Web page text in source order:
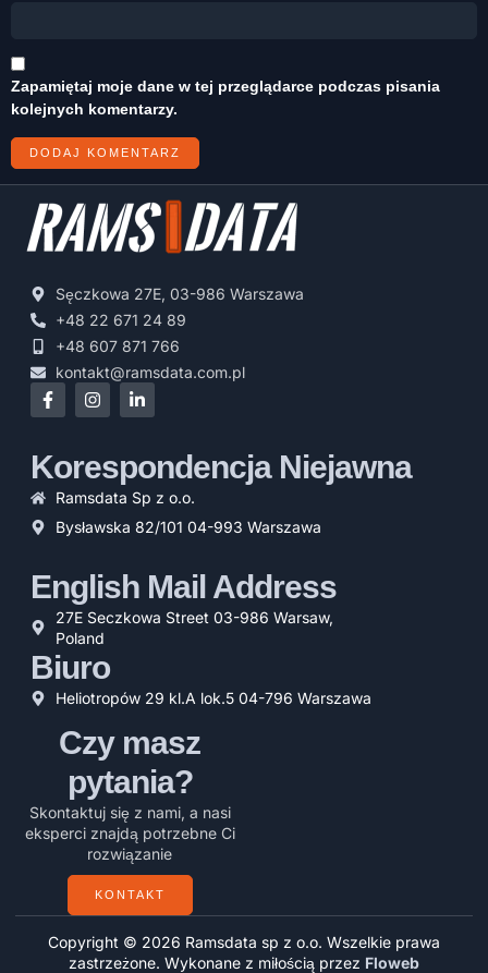
Zapamiętaj moje dane w tej przeglądarce podczas pisania
kolejnych komentarzy.
Sęczkowa 27E, 03-986 Warszawa
+48 22 671 24 89
+48 607 871 766
kontakt@ramsdata.com.pl
Korespondencja Niejawna
Ramsdata Sp z o.o.
Bysławska 82/101 04-993 Warszawa
English Mail Address
27E Seczkowa Street 03-986 Warsaw,
Poland
Biuro
Heliotropów 29 kl.A lok.5 04-796 Warszawa
Czy masz
pytania?
Skontaktuj się z nami, a nasi
eksperci znajdą potrzebne Ci
rozwiązanie
KONTAKT
Copyright © 2026 Ramsdata sp z o.o. Wszelkie prawa
zastrzeżone. Wykonane z miłością przez Floweb